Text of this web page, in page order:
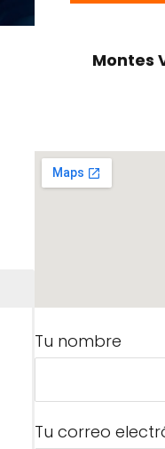
Montes
Tu nombre
Tu correo